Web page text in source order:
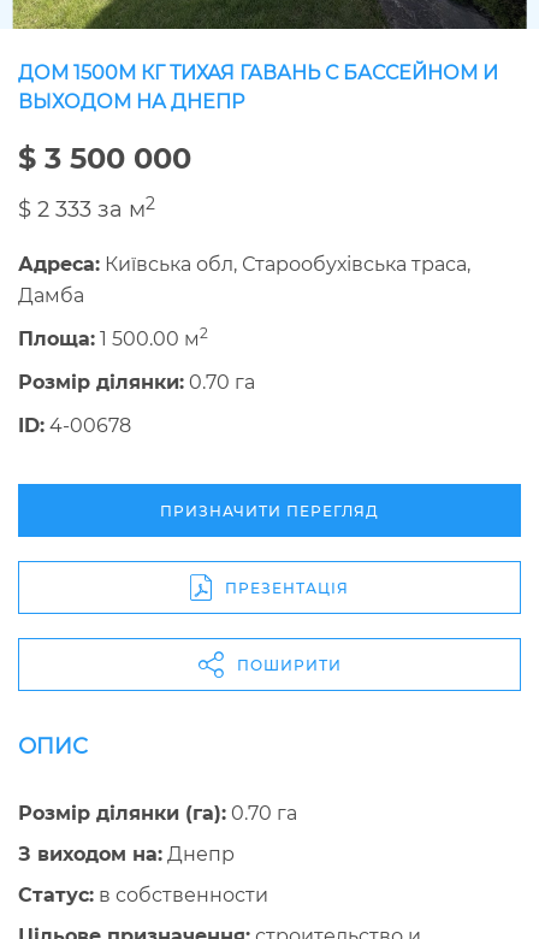
ДОМ 1500М КГ ТИХАЯ ГАВАНЬ С БАССЕЙНОМ И
ВЫХОДОМ НА ДНЕПР
$ 3 500 000
$ 2 333 за м2
Адреса: Київська обл, Старообухівська траса,
Дамба
Площа: 1 500.00 м2
Розмір ділянки: 0.70 га
ID: 4-00678
ПРИЗНАЧИТИ ПЕРЕГЛЯД
ПРЕЗЕНТАЦІЯ
ПОШИРИТИ
ОПИС
Розмір ділянки (га): 0.70 га
З виходом на: Днепр
Cтатус: в собственности